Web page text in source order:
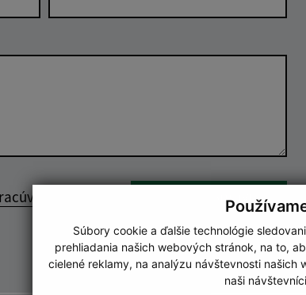
Súbory cookie a ďalšie technológie
prehliadania našich webových stránok, na to,
cielené reklamy, na analýzu návštevnosti
naši
Odoslať správu